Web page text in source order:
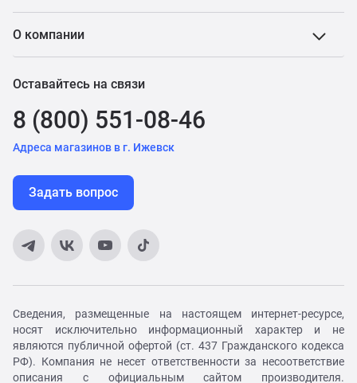
О компании
Оставайтесь на связи
8 (800) 551-08-46
Адреса магазинов в г. Ижевск
Задать вопрос
Сведения, размещенные на настоящем интернет-ресурсе,
носят исключительно информационный характер и не
являются публичной офертой (ст. 437 Гражданского кодекса
РФ). Компания не несет ответственности за несоответствие
описания с официальным сайтом производителя.